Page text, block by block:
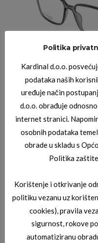
JAGUAR 03_6816_6500
JAGUAR 03_3716_8100
Politika
Kardinal d.o.o.
podataka naših
uređuje način
d.o.o. obrađuje
internet stranici.
osobnih podataka
obrade u skladu s
Politika
Korištenje i otkrivanje
politiku vezanu uz
cookies), pravila
sigurnost, rokove
automatiziranu